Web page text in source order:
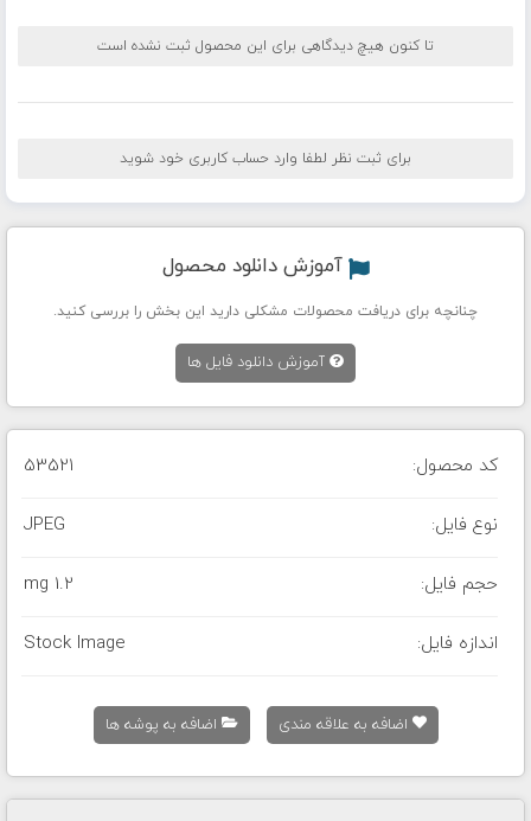
تا کنون هیچ دیدگاهی برای این محصول ثبت نشده است
برای ثبت نظر لطفا وارد حساب کاربری خود شوید
آموزش دانلود محصول
چنانچه برای دریافت محصولات مشکلی دارید این بخش را بررسی کنید.
آموزش دانلود فایل ها
کد محصول: 53521
نوع فایل: JPEG
حجم فایل: 1.2 mg
اندازه فایل: Stock Image
اضافه به علاقه مندی اضافه به پوشه ها